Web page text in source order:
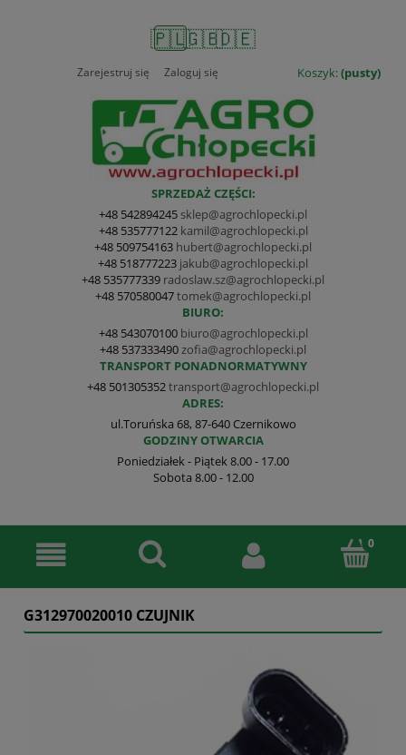
🇵🇱🇬🇧🇩🇪
Koszyk:(pusty)
Zarejestruj się Zaloguj się
SPRZEDAŻ CZĘŚCI:
+48 542894245 sklep@agrochlopecki.pl
+48 535777122 kamil@agrochlopecki.pl
+48 509754163 hubert@agrochlopecki.pl
+48 518777223 jakub@agrochlopecki.pl
+48 535777339 radoslaw.sz@agrochlopecki.pl
+48 570580047tomek@agrochlopecki.pl
BIURO:
+48 543070100 biuro@agrochlopecki.pl
+48 537333490 zofia@agrochlopecki.pl
TRANSPORT PONADNORMATYWNY
+48 501305352transport@agrochlopecki.pl
ADRES:
ul.Toruńska 68, 87-640 Czernikowo
GODZINY OTWARCIA
Poniedziałek - Piątek 8.00 - 17.00
Sobota 8.00 - 12.00
G312970020010 CZUJNIK